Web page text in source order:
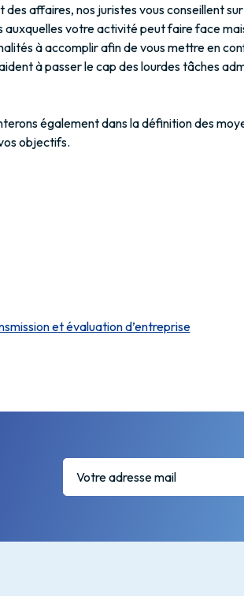
des affaires, nos juristes vous conseillent sur
auxquelles votre activité peut faire face
à accomplir afin de vous mettre en
à passer le cap des lourdes tâches
également dans la définition des
objectifs.
et évaluation d’entreprise